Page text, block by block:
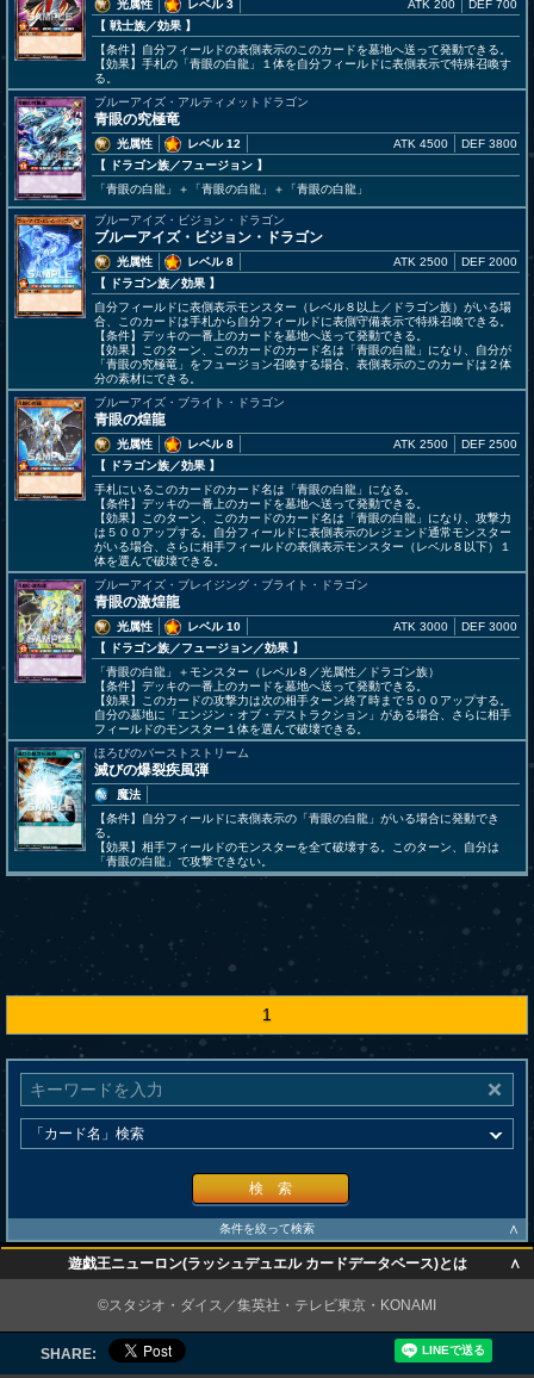
光属性
レベル 3
【 戦士族／効果 】
ATK 200 DEF 700
【条件】自分フィールドの表側表示のこのカードを墓地へ送って発動できる。
【効果】手札の「青眼の白龍」１体を自分フィールドに表側表示で特殊召喚す
る。
ブルーアイズ・アルティメットドラゴン
青眼の究極竜
光属性
レベル 12
【 ドラゴン族／フュージョン 】
ATK 4500 DEF 3800
「青眼の白龍」＋「青眼の白龍」＋「青眼の白龍」
ブルーアイズ・ビジョン・ドラゴン
ブルーアイズ・ビジョン・ドラゴン
光属性
レベル 8
【 ドラゴン族／効果 】
ATK 2500 DEF 2000
自分フィールドに表側表示モンスター（レベル８以上／ドラゴン族）がいる場
合、このカードは手札から自分フィールドに表側守備表示で特殊召喚できる。
【条件】デッキの一番上のカードを墓地へ送って発動できる。
【効果】このターン、このカードのカード名は「青眼の白龍」になり、自分が
「青眼の究極竜」をフュージョン召喚する場合、表側表示のこのカードは２体
分の素材にできる。
ブルーアイズ・ブライト・ドラゴン
青眼の煌龍
光属性
レベル 8
【 ドラゴン族／効果 】
ATK 2500 DEF 2500
手札にいるこのカードのカード名は「青眼の白龍」になる。
【条件】デッキの一番上のカードを墓地へ送って発動できる。
【効果】このターン、このカードのカード名は「青眼の白龍」になり、攻撃力
は５００アップする。自分フィールドに表側表示のレジェンド通常モンスター
がいる場合、さらに相手フィールドの表側表示モンスター（レベル８以下）１
体を選んで破壊できる。
ブルーアイズ・ブレイジング・ブライト・ドラゴン
青眼の激煌龍
光属性
レベル 10
【 ドラゴン族／フュージョン／効果 】
ATK 3000 DEF 3000
「青眼の白龍」＋モンスター（レベル８／光属性／ドラゴン族）
【条件】デッキの一番上のカードを墓地へ送って発動できる。
【効果】このカードの攻撃力は次の相手ターン終了時まで５００アップする。
自分の墓地に「エンジン・オブ・デストラクション」がある場合、さらに相手
フィールドのモンスター１体を選んで破壊できる。
ほろびのバーストストリーム
滅びの爆裂疾風弾
魔法
【条件】自分フィールドに表側表示の「青眼の白龍」がいる場合に発動でき
る。
【効果】相手フィールドのモンスターを全て破壊する。このターン、自分は
「青眼の白龍」で攻撃できない。
1
検 索
条件を絞って検索 ∧
遊戯王ニューロン(ラッシュデュエル カードデータベース)とは ∧
©スタジオ・ダイス／集英社・テレビ東京・KONAMI
SHARE: